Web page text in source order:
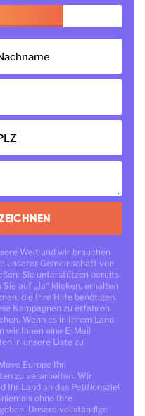
Welt und wir brauchen
unserer Gemeinschaft von
Sie unterstützen bereits
auf „Ja“ klicken, erhalten
die Ihre Hilfe benötigen.
Kampagnen zu erfahren
Wenn es in Ihrem Land
wir Ihnen eine E-Mail
in unsere Liste zu
Europe Ihr
zu verarbeiten. Wir
Ihr Land an das Petitionsziel
ohne Ihre
Unsere vollständige